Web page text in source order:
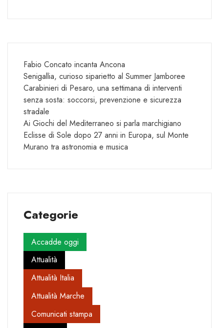
Fabio Concato incanta Ancona
Senigallia, curioso siparietto al Summer Jamboree
Carabinieri di Pesaro, una settimana di interventi
senza sosta: soccorsi, prevenzione e sicurezza
stradale
Ai Giochi del Mediterraneo si parla marchigiano
Eclisse di Sole dopo 27 anni in Europa, sul Monte
Murano tra astronomia e musica
Categorie
Accadde oggi
Attualità
Attualità Italia
Attualità Marche
Comunicati stampa